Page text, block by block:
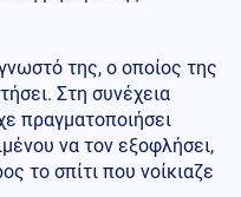
της, ο οποίος της
Στη συνέχεια
πραγματοποιήσει
να τον εξοφλήσει,
το σπίτι που νοίκιαζε